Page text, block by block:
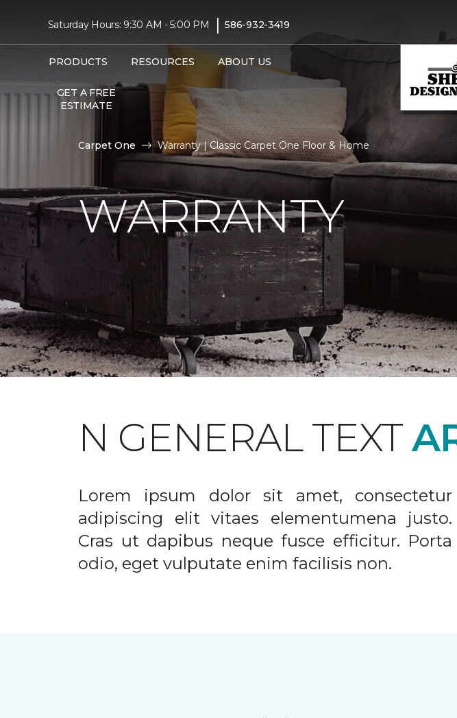
Saturday Hours: 9:30 AM - 5:00 PM | 586-932-3419
PRODUCTS RESOURCES ABOUT US
GET A FREE
ESTIMATE
Carpet One Warranty | Classic Carpet One Floor & Home
WARRANTY
N GENERAL TEXT
Lorem ipsum dolor sit amet, consectetur
adipiscing elit vitaes elementumena justo.
Cras ut dapibus neque fusce efficitur. Porta
odio, eget vulputate enim facilisis non.